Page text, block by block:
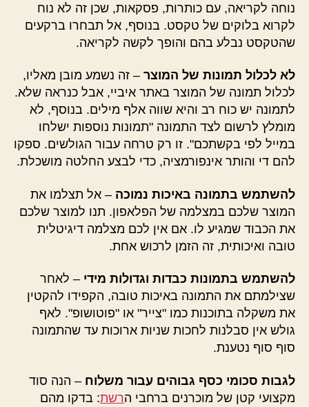
נוחה לקריאה, עם כותרות, פסקאות, שכן זה לא נוח
לקרוא בלוקים של טקסט. בנוסף, אל תבחרו ברקעים
שהטקסט נבלע בהם והופך לקשה לקריאה.
לא לכלול תמונות של המוצר – זה נשמע מובן מאליו,
לכלול תמונה של המוצר באתר איביי, אבל כנראה שלא.
לתמונה יש כוח רב והיא שווה אלף מילים. בנוסף, לא
מומלץ לרשום לצד התמונה "תמונות נוספות ישלחו
במייל לפי בקשתכם". זו רק טרחה עבור הגולשים. ספקו
להם די והותר אינפורמציה, כדי לבצע החלטה מושכלת.
להשתמש בתמונה באיכות נמוכה – אל תצלמו את
המוצר שלכם במצלמה של הפלאפון. תנו למוצר שלכם
את הכבוד שמגיע לו. אם אין לכם מצלמה דיגיטלית
טובה ואיכותית, זה הזמן לרכוש אחת.
להשתמש בתמונות כבדות וגדולות מידי – לאחר
שצילמתם את התמונה באיכות טובה, הקפידו להקטין
את משקלה בתוכנות כמו "צייר" או "פוטושופ". לאף
גולש אין סבלנות לחכות שניות ארוכות עד שהתמונה
סוף סוף נטענת.
לגבות סכומי כסף גבוהים עבור משלוח – הנה סוד
מקצועי קטן של מוכרנים ברחבי הרשת: בדקו מהם